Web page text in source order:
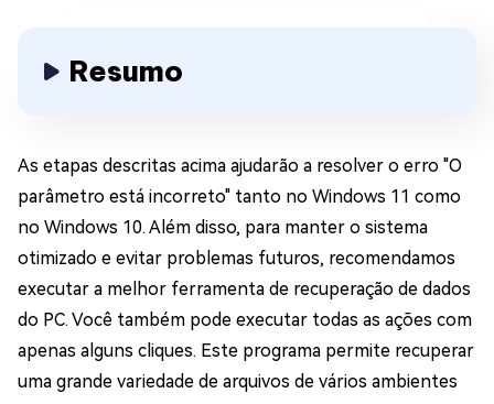
Resumo
As etapas descritas acima ajudarão a resolver o erro "O
parâmetro está incorreto" tanto no Windows 11 como
no Windows 10. Além disso, para manter o sistema
otimizado e evitar problemas futuros, recomendamos
executar a melhor ferramenta de recuperação de dados
do PC. Você também pode executar todas as ações com
apenas alguns cliques. Este programa permite recuperar
uma grande variedade de arquivos de vários ambientes